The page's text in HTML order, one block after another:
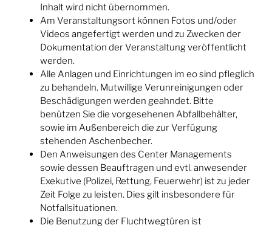
Inhalt wird nicht übernommen.
Am Veranstaltungsort können Fotos und/oder
Videos angefertigt werden und zu Zwecken der
Dokumentation der Veranstaltung veröffentlicht
werden.
Alle Anlagen und Einrichtungen im eo sind pfleglich
zu behandeln. Mutwillige Verunreinigungen oder
Beschädigungen werden geahndet. Bitte
benützen Sie die vorgesehenen Abfallbehälter,
sowie im Außenbereich die zur Verfügung
stehenden Aschenbecher.
Den Anweisungen des Center Managements
sowie dessen Beauftragen und evtl. anwesender
Exekutive (Polizei, Rettung, Feuerwehr) ist zu jeder
Zeit Folge zu leisten. Dies gilt insbesondere für
Notfallsituationen.
Die Benutzung der Fluchtwegtüren ist